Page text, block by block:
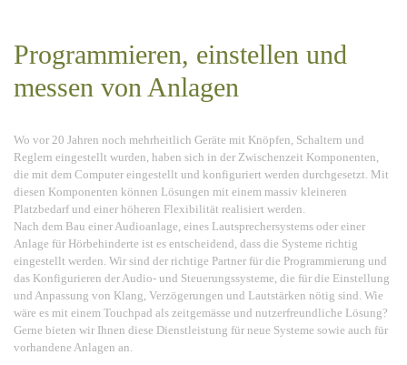
Programmieren, einstellen und
messen von Anlagen
Wo vor 20 Jahren noch mehrheitlich Geräte mit Knöpfen, Schaltern und
Reglern eingestellt wurden, haben sich in der Zwischenzeit Komponenten,
die mit dem Computer eingestellt und konfiguriert werden durchgesetzt. Mit
diesen Komponenten können Lösungen mit einem massiv kleineren
Platzbedarf und einer höheren Flexibilität realisiert werden.
Nach dem Bau einer Audioanlage, eines Lautsprechersystems oder einer
Anlage für Hörbehinderte ist es entscheidend, dass die Systeme richtig
eingestellt werden. Wir sind der richtige Partner für die Programmierung und
das Konfigurieren der Audio- und Steuerungssysteme, die für die Einstellung
und Anpassung von Klang, Verzögerungen und Lautstärken nötig sind. Wie
wäre es mit einem Touchpad als zeitgemässe und nutzerfreundliche Lösung?
Gerne bieten wir Ihnen diese Dienstleistung für neue Systeme sowie auch für